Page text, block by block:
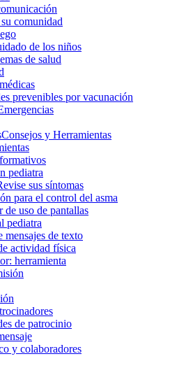
comunidad
de los niños
de salud
prevenibles por vacunación
Consejos y Herramientas
pediatra
sus síntomas
para el control del asma
de uso de pantallas
pediatra
mensajes de texto
activida​d física
herramienta
de patrocinio
y colaboradores